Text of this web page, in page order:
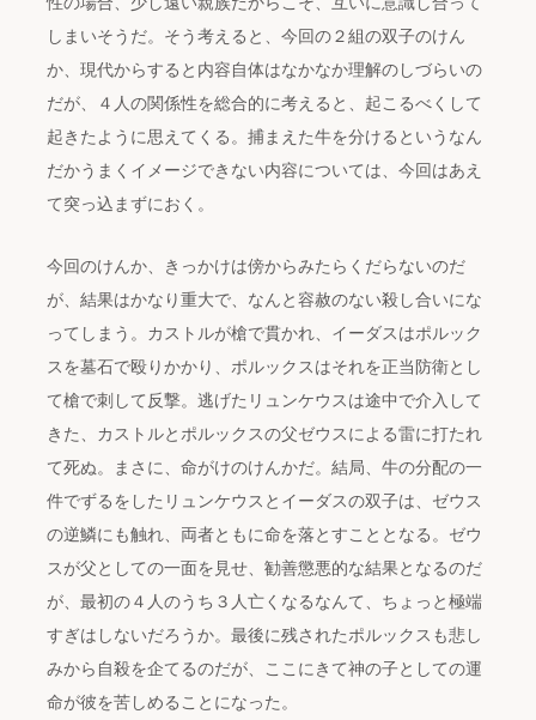
しまいそうだ。そう考えると、今回の２組の双子のけん
か、現代からすると内容自体はなかなか理解のしづらいの
だが、４人の関係性を総合的に考えると、起こるべくして
起きたように思えてくる。捕まえた牛を分けるというなん
だかうまくイメージできない内容については、今回はあえ
て突っ込まずにおく。
今回のけんか、きっかけは傍からみたらくだらないのだ
が、結果はかなり重大で、なんと容赦のない殺し合いにな
ってしまう。カストルが槍で貫かれ、イーダスはポルック
スを墓石で殴りかかり、ポルックスはそれを正当防衛とし
て槍で刺して反撃。逃げたリュンケウスは途中で介入して
きた、カストルとポルックスの父ゼウスによる雷に打たれ
て死ぬ。まさに、命がけのけんかだ。結局、牛の分配の一
件でずるをしたリュンケウスとイーダスの双子は、ゼウス
の逆鱗にも触れ、両者ともに命を落とすこととなる。ゼウ
スが父としての一面を見せ、勧善懲悪的な結果となるのだ
が、最初の４人のうち３人亡くなるなんて、ちょっと極端
すぎはしないだろうか。最後に残されたポルックスも悲し
みから自殺を企てるのだが、ここにきて神の子としての運
命が彼を苦しめることになった。